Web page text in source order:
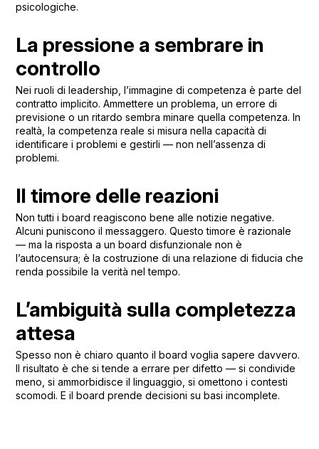
psicologiche.
La pressione a sembrare in
controllo
Nei ruoli di leadership, l’immagine di competenza è parte del
contratto implicito. Ammettere un problema, un errore di
previsione o un ritardo sembra minare quella competenza. In
realtà, la competenza reale si misura nella capacità di
identificare i problemi e gestirli — non nell’assenza di
problemi.
Il timore delle reazioni
Non tutti i board reagiscono bene alle notizie negative.
Alcuni puniscono il messaggero. Questo timore è razionale
— ma la risposta a un board disfunzionale non è
l’autocensura; è la costruzione di una relazione di fiducia che
renda possibile la verità nel tempo.
L’ambiguità sulla completezza
attesa
Spesso non è chiaro quanto il board voglia sapere davvero.
Il risultato è che si tende a errare per difetto — si condivide
meno, si ammorbidisce il linguaggio, si omettono i contesti
scomodi. E il board prende decisioni su basi incomplete.